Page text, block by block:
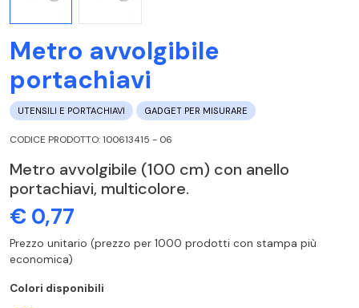
Metro avvolgibile
portachiavi
UTENSILI E PORTACHIAVI GADGET PER MISURARE
CODICE PRODOTTO: 100613415 - 06
Metro avvolgibile (100 cm) con anello
portachiavi, multicolore.
€ 0,77
Prezzo unitario (prezzo per 1000 prodotti con stampa più
economica)
Colori disponibili